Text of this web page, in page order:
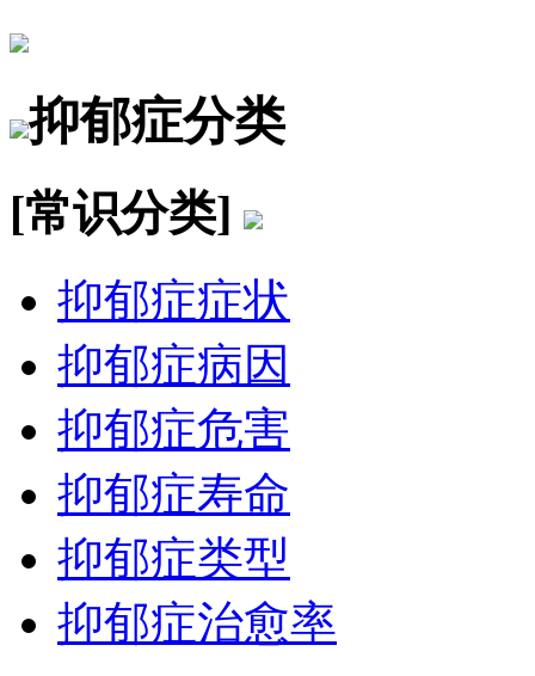
抑郁症分类
[常识分类]
抑郁症症状
抑郁症病因
抑郁症危害
抑郁症寿命
抑郁症类型
抑郁症治愈率